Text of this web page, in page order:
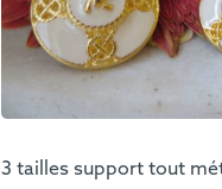
3 tailles support tout